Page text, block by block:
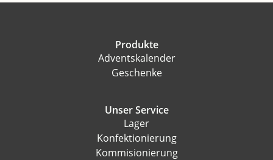
Produkte
Adventskalender
Geschenke
Unser Service
Lager
Konfektionierung
Kommisionierung